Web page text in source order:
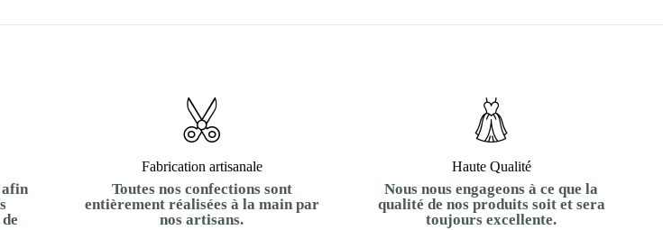
Fabrication artisanale
Toutes nos confections sont
entièrement réalisées à la main par
nos artisans.
Haute Qualité
Nous nous engageons à ce que la
qualité de nos produits soit et sera
toujours excellente.